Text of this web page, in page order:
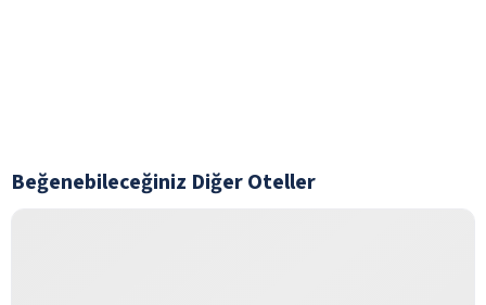
Beğenebileceğiniz Diğer Oteller